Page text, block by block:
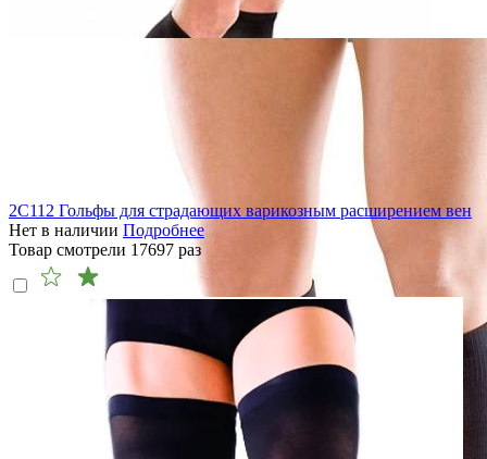
2C112 Гольфы для страдающих варикозным расширением вен
Нет в наличии Подробнее
Товар смотрели 17697 раз